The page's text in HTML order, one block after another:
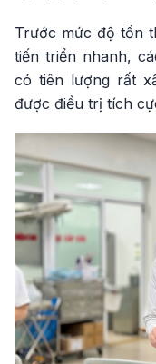
Trước mức độ tổn
tiến triển nhanh,
có tiên lượng rất
được điều trị tích